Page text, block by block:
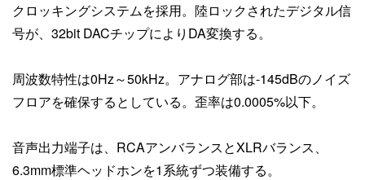
クロッキングシステムを採用。陸ロックされたデジタル信
号が、32bit DACチップによりDA変換する。
周波数特性は0Hz～50kHz。アナログ部は-145dBのノイズ
フロアを確保するとしている。歪率は0.0005%以下。
音声出力端子は、RCAアンバランスとXLRバランス、
6.3mm標準ヘッドホンを1系統ずつ装備する。